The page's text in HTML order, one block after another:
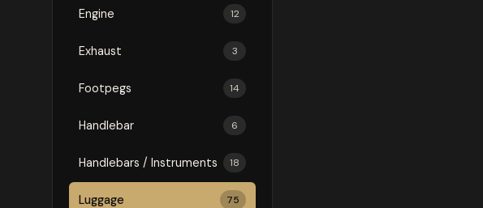
Engine 12
Exhaust 3
Footpegs 14
Handlebar 6
Handlebars / Instruments 18
Luggage 75